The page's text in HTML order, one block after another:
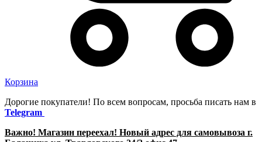
Корзина
Дорогие покупатели! По всем вопросам, просьба писать нам в
Telegram
Важно! Магазин переехал! Новый адрес для самовывоза г.